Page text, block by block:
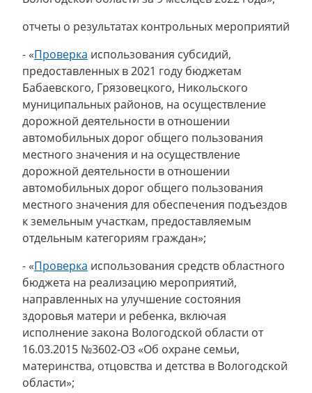
отчеты о результатах контрольных мероприятий
- «Проверка использования субсидий,
предоставленных в 2021 году бюджетам
Бабаевского, Грязовецкого, Никольского
муниципальных районов, на осуществление
дорожной деятельности в отношении
автомобильных дорог общего пользования
местного значения и на осуществление
дорожной деятельности в отношении
автомобильных дорог общего пользования
местного значения для обеспечения подъездов
к земельным участкам, предоставляемым
отдельным категориям граждан»;
- «Проверка использования средств областного
бюджета на реализацию мероприятий,
направленных на улучшение состояния
здоровья матери и ребенка, включая
исполнение закона Вологодской области от
16.03.2015 №3602-ОЗ «Об охране семьи,
материнства, отцовства и детства в Вологодской
области»;